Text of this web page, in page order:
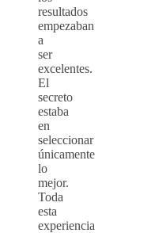
resultados
empezaban
a
ser
excelentes.
El
secreto
estaba
en
seleccionar
únicamente
lo
mejor.
Toda
esta
experiencia